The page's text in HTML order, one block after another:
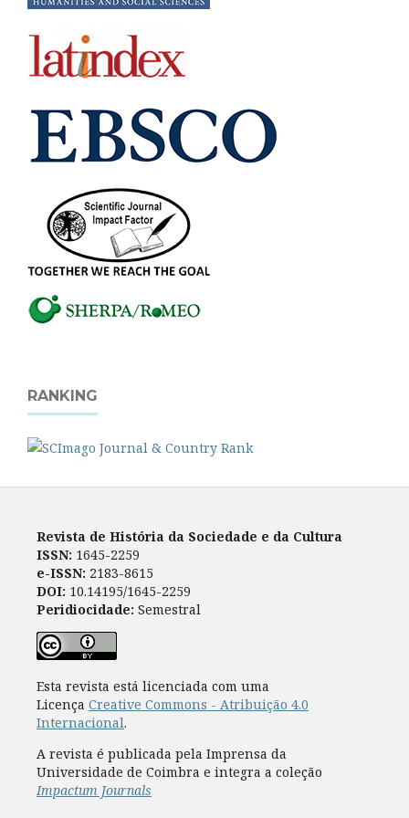
RANKING
Revista de História da Sociedade e da Cultura
ISSN: 1645-2259
e-ISSN: 2183-8615
DOI: 10.14195/1645-2259
Peridiocidade: Semestral
Esta revista está licenciada com uma
Licença Creative Commons - Atribuição 4.0
Internacional.
A revista é publicada pela Imprensa da
Universidade de Coimbra e integra a coleção
Impactum Journals